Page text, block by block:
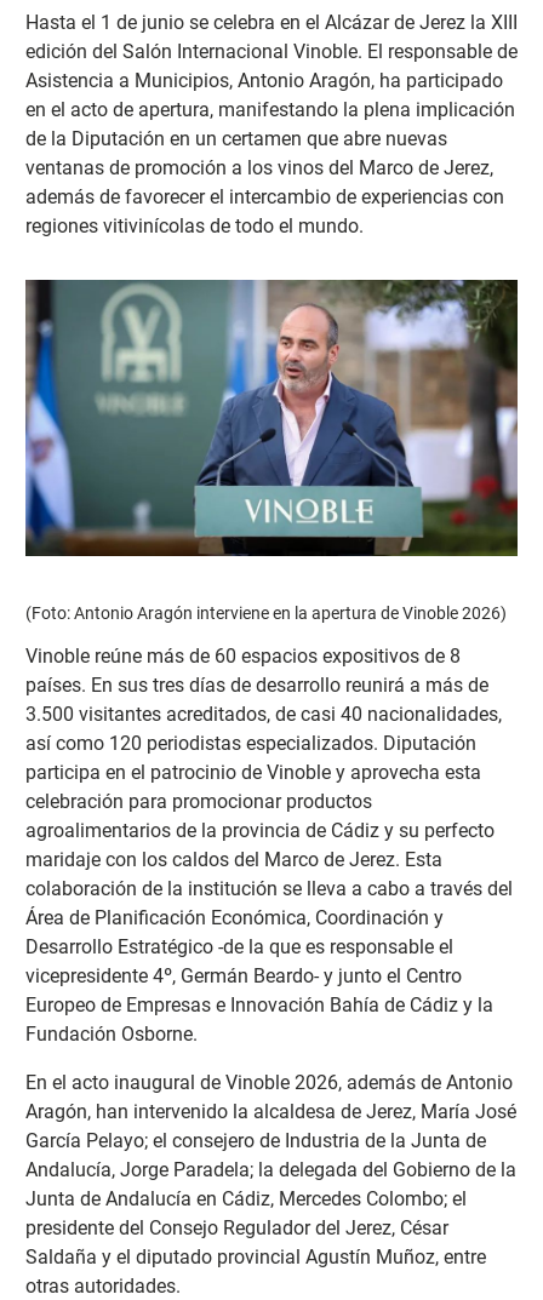
Hasta el 1 de junio se celebra en el Alcázar de Jerez la XIII
edición del Salón Internacional Vinoble. El responsable de
Asistencia a Municipios, Antonio Aragón, ha participado
en el acto de apertura, manifestando la plena implicación
de la Diputación en un certamen que abre nuevas
ventanas de promoción a los vinos del Marco de Jerez,
además de favorecer el intercambio de experiencias con
regiones vitivinícolas de todo el mundo.
(Foto: Antonio Aragón interviene en la apertura de Vinoble 2026)
Vinoble reúne más de 60 espacios expositivos de 8
países. En sus tres días de desarrollo reunirá a más de
3.500 visitantes acreditados, de casi 40 nacionalidades,
así como 120 periodistas especializados. Diputación
participa en el patrocinio de Vinoble y aprovecha esta
celebración para promocionar productos
agroalimentarios de la provincia de Cádiz y su perfecto
maridaje con los caldos del Marco de Jerez. Esta
colaboración de la institución se lleva a cabo a través del
Área de Planificación Económica, Coordinación y
Desarrollo Estratégico -de la que es responsable el
vicepresidente 4º, Germán Beardo- y junto el Centro
Europeo de Empresas e Innovación Bahía de Cádiz y la
Fundación Osborne.
En el acto inaugural de Vinoble 2026, además de Antonio
Aragón, han intervenido la alcaldesa de Jerez, María José
García Pelayo; el consejero de Industria de la Junta de
Andalucía, Jorge Paradela; la delegada del Gobierno de la
Junta de Andalucía en Cádiz, Mercedes Colombo; el
presidente del Consejo Regulador del Jerez, César
Saldaña y el diputado provincial Agustín Muñoz, entre
otras autoridades.